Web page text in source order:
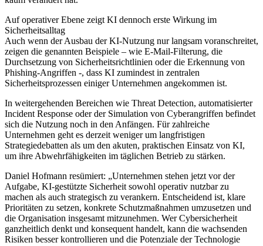
Auf operativer Ebene zeigt KI dennoch erste Wirkung im
Sicherheitsalltag
Auch wenn der Ausbau der KI-Nutzung nur langsam voranschreitet,
zeigen die genannten Beispiele – wie E-Mail-Filterung, die
Durchsetzung von Sicherheitsrichtlinien oder die Erkennung von
Phishing-Angriffen -, dass KI zumindest in zentralen
Sicherheitsprozessen einiger Unternehmen angekommen ist.
In weitergehenden Bereichen wie Threat Detection, automatisierter
Incident Response oder der Simulation von Cyberangriffen befindet
sich die Nutzung noch in den Anfängen. Für zahlreiche
Unternehmen geht es derzeit weniger um langfristigen
Strategiedebatten als um den akuten, praktischen Einsatz von KI,
um ihre Abwehrfähigkeiten im täglichen Betrieb zu stärken.
Daniel Hofmann resümiert: „Unternehmen stehen jetzt vor der
Aufgabe, KI-gestützte Sicherheit sowohl operativ nutzbar zu
machen als auch strategisch zu verankern. Entscheidend ist, klare
Prioritäten zu setzen, konkrete Schutzmaßnahmen umzusetzen und
die Organisation insgesamt mitzunehmen. Wer Cybersicherheit
ganzheitlich denkt und konsequent handelt, kann die wachsenden
Risiken besser kontrollieren und die Potenziale der Technologie